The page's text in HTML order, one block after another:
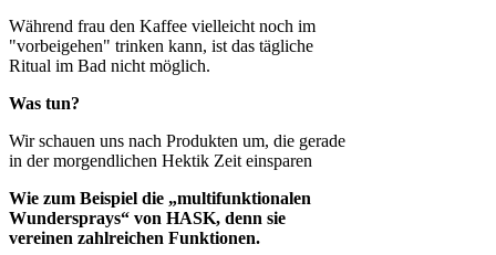
Während frau den Kaffee vielleicht noch im
"vorbeigehen" trinken kann, ist das tägliche
Ritual im Bad nicht möglich.
Was tun?
Wir schauen uns nach Produkten um, die gerade
in der morgendlichen Hektik Zeit einsparen
Wie zum Beispiel die „multifunktionalen
Wundersprays“ von HASK, denn sie
vereinen zahlreichen Funktionen.